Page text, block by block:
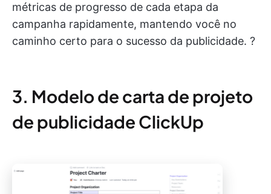
métricas de progresso de cada etapa da
campanha rapidamente, mantendo você no
caminho certo para o sucesso da publicidade. ?
3. Modelo de carta de projeto
de publicidade ClickUp